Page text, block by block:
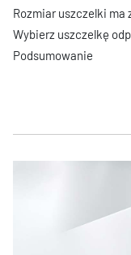
Rozmiar uszczelki ma
Wybierz uszczelkę
Podsumowanie